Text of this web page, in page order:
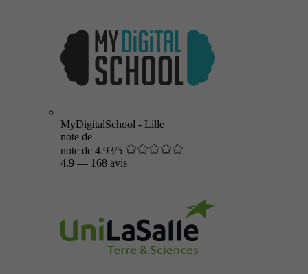
MyDigitalSchool - Lille
note de
note de 4.93/5
4.9 — 168 avis